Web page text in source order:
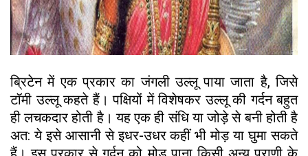
ब्रिटेन में एक प्रकार का जंगली उल्लू पाया जाता है, जिसे
टॉमी उल्लू कहते हैं। पक्षियों में विशेषकर उल्लू की गर्दन बहुत
ही लचकदार होती है। यह एक ही संधि या जोड़े से बनी होती है
अत: ये इसे आसानी से इधर-उधर कहीं भी मोड़ या घुमा सकते